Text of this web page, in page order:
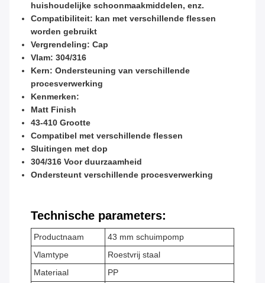
huishoudelijke schoonmaakmiddelen, enz.
Compatibiliteit: kan met verschillende flessen
worden gebruikt
Vergrendeling: Cap
Vlam: 304/316
Kern: Ondersteuning van verschillende
procesverwerking
Kenmerken:
Matt Finish
43-410 Grootte
Compatibel met verschillende flessen
Sluitingen met dop
304/316 Voor duurzaamheid
Ondersteunt verschillende procesverwerking
Technische parameters:
Productnaam
43 mm schuimpomp
Vlamtype
Roestvrij staal
Materiaal
PP